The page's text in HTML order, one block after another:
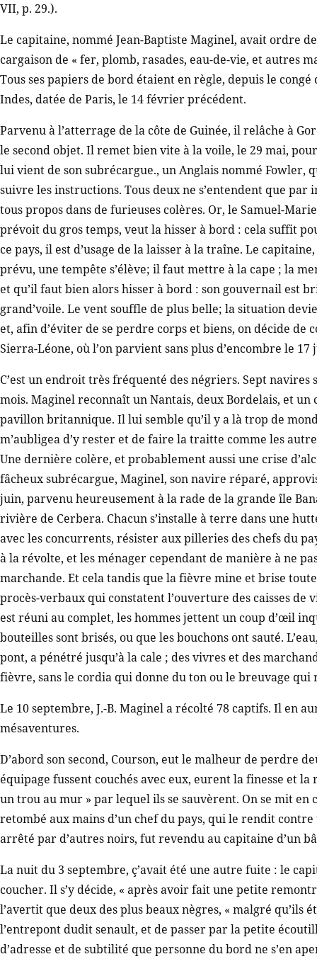
VII, p. 29.).
Le capitaine, nommé Jean-Baptiste Maginel, avait ordre
cargaison de « fer, plomb, rasades, eau-de-vie, et autres
Tous ses papiers de bord étaient en règle, depuis le
Indes, datée de Paris, le 14 février précédent.
Parvenu à l’atterrage de la côte de Guinée, il relâche à
le second objet. Il remet bien vite à la voile, le 29 mai,
lui vient de son subrécargue., un Anglais nommé
suivre les instructions. Tous deux ne s’entendent que
tous propos dans de furieuses colères. Or, le Samuel-
prévoit du gros temps, veut la hisser à bord : cela suffit
ce pays, il est d’usage de la laisser à la traîne. Le
prévu, une tempête s’élève; il faut mettre à la cape ; la
et qu’il faut bien alors hisser à bord : son gouvernail est
grand’voile. Le vent souffle de plus belle; la situation
et, afin d’éviter de se perdre corps et biens, on décide
Sierra-Léone, où l’on parvient sans plus d’encombre le 17
C’est un endroit très fréquenté des négriers. Sept
mois. Maginel reconnaît un Nantais, deux Bordelais, et
pavillon britannique. Il lui semble qu’il y a là trop de
m’aubligea d’y rester et de faire la traitte comme les
Une dernière colère, et probablement aussi une crise
fâcheux subrécargue, Maginel, son navire réparé,
juin, parvenu heureusement à la rade de la grande île
rivière de Cerbera. Chacun s’installe à terre dans une
avec les concurrents, résister aux pilleries des chefs du
à la révolte, et les ménager cependant de manière à ne
marchande. Et cela tandis que la fièvre mine et brise
procès-verbaux qui constatent l’ouverture des caisses de
est réuni au complet, les hommes jettent un coup d’œil
bouteilles sont brisés, ou que les bouchons ont sauté.
pont, a pénétré jusqu’à la cale ; des vivres et des
fièvre, sans le cordia qui donne du ton ou le breuvage
Le 10 septembre, J.-B. Maginel a récolté 78 captifs. Il en
mésaventures.
D’abord son second, Courson, eut le malheur de perdre
équipage fussent couchés avec eux, eurent la finesse et
un trou au mur » par lequel ils se sauvèrent. On se mit en
retombé aux mains d’un chef du pays, qui le rendit
arrêté par d’autres noirs, fut revendu au capitaine d’un
La nuit du 3 septembre, ç’avait été une autre fuite : le
coucher. Il s’y décide, « après avoir fait une petite
l’avertit que deux des plus beaux nègres, « malgré
l’entrepont dudit senault, et de passer par la petite
d’adresse et de subtilité que personne du bord ne s’en